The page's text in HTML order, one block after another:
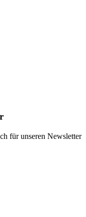
für unseren Newsletter